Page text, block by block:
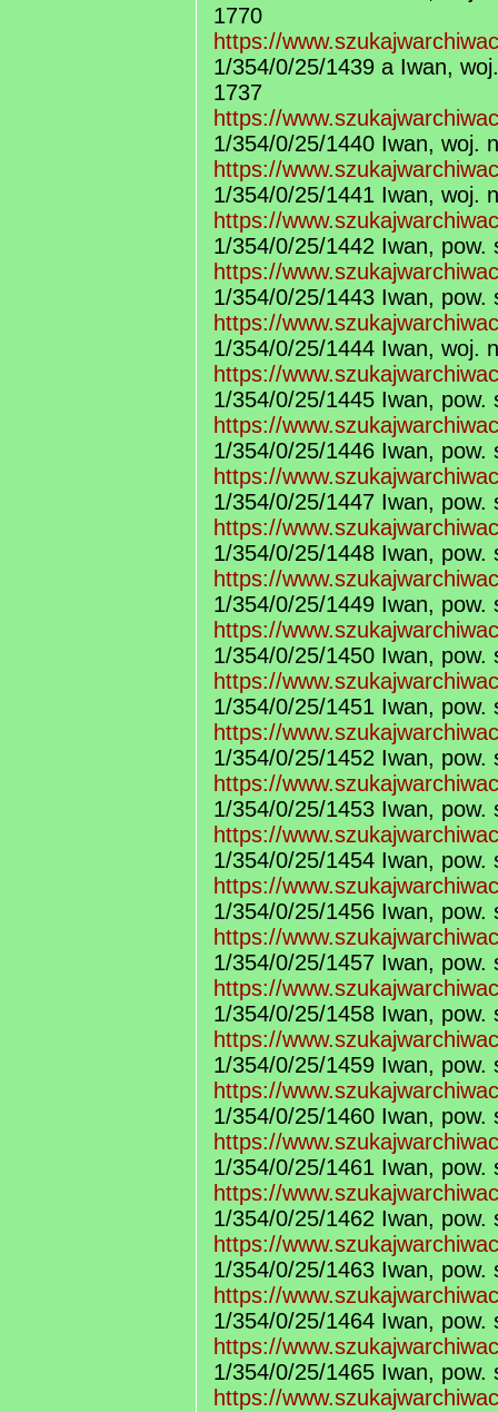
1770
https://
1/354/0/25/1439 a Iwan,
1737
https://
1/354/0/25/1440 Iwan, woj.
https://
1/354/0/25/1441 Iwan, woj.
https://
1/354/0/25/1442 Iwan, pow.
https://
1/354/0/25/1443 Iwan, pow.
https://
1/354/0/25/1444 Iwan, woj.
https://
1/354/0/25/1445 Iwan, pow.
https://
1/354/0/25/1446 Iwan, pow.
https://
1/354/0/25/1447 Iwan, pow.
https://
1/354/0/25/1448 Iwan, pow.
https://
1/354/0/25/1449 Iwan, pow.
https://
1/354/0/25/1450 Iwan, pow.
https://
1/354/0/25/1451 Iwan, pow.
https://
1/354/0/25/1452 Iwan, pow.
https://
1/354/0/25/1453 Iwan, pow.
https://
1/354/0/25/1454 Iwan, pow.
https://
1/354/0/25/1456 Iwan, pow.
https://
1/354/0/25/1457 Iwan, pow.
https://
1/354/0/25/1458 Iwan, pow.
https://
1/354/0/25/1459 Iwan, pow.
https://
1/354/0/25/1460 Iwan, pow.
https://
1/354/0/25/1461 Iwan, pow.
https://
1/354/0/25/1462 Iwan, pow.
https://
1/354/0/25/1463 Iwan, pow.
https://
1/354/0/25/1464 Iwan, pow.
https://
1/354/0/25/1465 Iwan, pow.
https://